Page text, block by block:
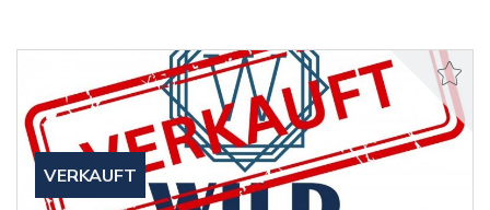
VERKAUFT